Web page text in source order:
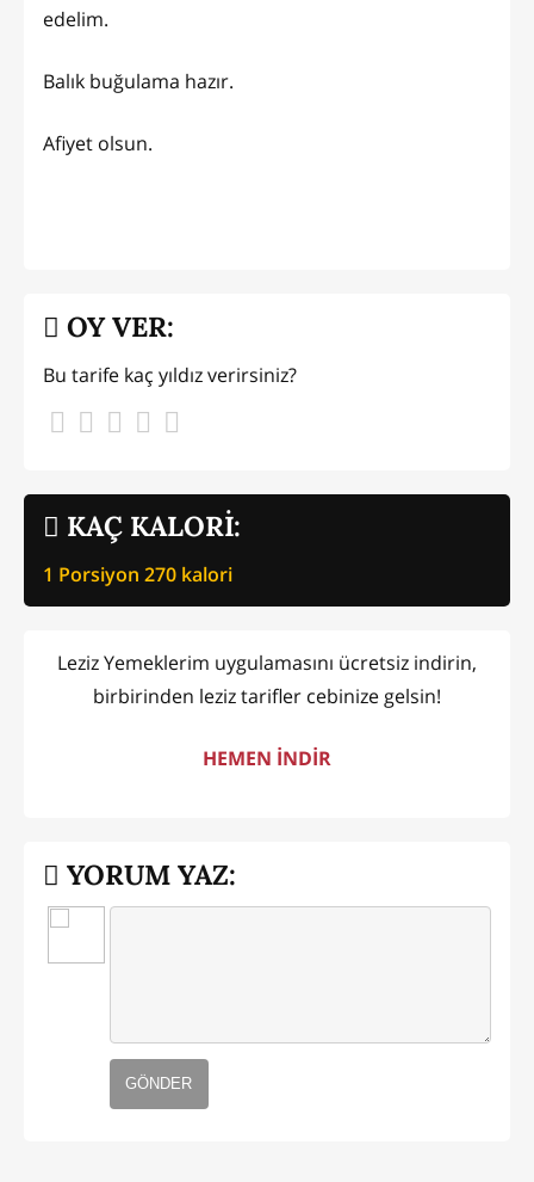
edelim.
Balık buğulama hazır.
Afiyet olsun.
KAÇ KALORİ:
1 Porsiyon 270 kalori
OY VER:
Bu tarife kaç yıldız verirsiniz?
Leziz Yemeklerim uygulamasını ücretsiz indirin,
birbirinden leziz tarifler cebinize gelsin!
HEMEN İNDİR
YORUM YAZ:
GÖNDER